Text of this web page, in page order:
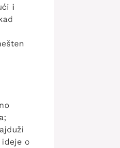
i
ideje o